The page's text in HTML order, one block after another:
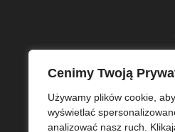
Cenimy Twoją
Używamy plików cookie,
wyświetlać
analizować nasz ruch.